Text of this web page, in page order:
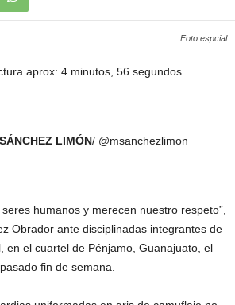
Foto espcial
aprox: 4 minutos, 56 segundos
LIMÓN/ @msanchezlimon
humanos y merecen nuestro respeto”,
Obrador ante disciplinadas integrantes de
en el cuartel de Pénjamo, Guanajuato, el
pasado fin de semana.